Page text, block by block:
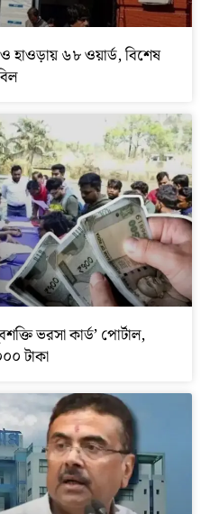
হাওড়ায় ৬৮ ওয়ার্ড, বিশেষ
ভরসা কার্ড’ পোর্টাল,
টাকা